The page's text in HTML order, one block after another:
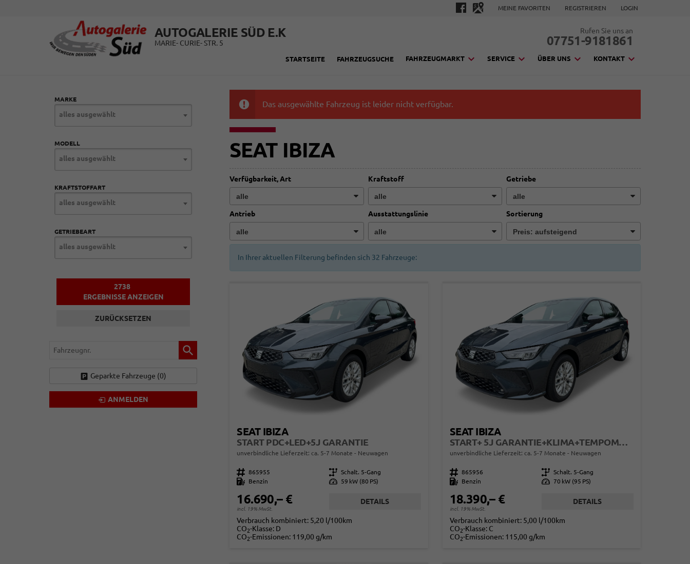
MEINE FAVORITEN REGISTRIEREN LOGIN
AUTOGALERIE SÜD E.K
MARIE- CURIE- STR. 5
Rufen Sie uns an
07751-9181861
STARTSEITE FAHRZEUGSUCHE FAHRZEUGMARKT SERVICE ÜBER UNS KONTAKT
Das ausgewählte Fahrzeug ist leider nicht verfügbar.
SEAT IBIZA
Verfügbarkeit, Art Kraftstoff Getriebe
Antrieb Ausstattungslinie Sortierung
In Ihrer aktuellen Filterung befinden sich 32 Fahrzeuge:
SEAT IBIZA
START PDC+LED+5J GARANTIE
unverbindliche Lieferzeit: ca. 5-7 Monate Neuwagen
Fahrzeugnr. 865955 Getriebe Schalt. 5-Gang
Kraftstoff
Benzin Leistung 59 kW (80 PS)
16.690,– €
incl. 19% MwSt.
DETAILS
Verbrauch kombiniert: 5,20 l/100km
CO2-Klasse: D
CO2-Emissionen: 119,00 g/km
SEAT IBIZA
START+ 5J GARANTIE+KLIMA+TEMPOMAT+PDC+LED+16" ALU
unverbindliche Lieferzeit: ca. 5-7 Monate Neuwagen
Fahrzeugnr. 865956 Getriebe Schalt. 5-Gang
Kraftstoff
Benzin Leistung 70 kW (95 PS)
18.390,– €
incl. 19% MwSt.
DETAILS
Verbrauch kombiniert: 5,00 l/100km
CO2-Klasse: C
CO2-Emissionen: 115,00 g/km
MARKE
alles ausgewählt
MODELL
alles ausgewählt
KRAFTSTOFFART
alles ausgewählt
GETRIEBEART
alles ausgewählt
2738
ERGEBNISSE ANZEIGEN
ZURÜCKSETZEN
Fahrzeugnr.
Geparkte Fahrzeuge (0)
ANMELDEN